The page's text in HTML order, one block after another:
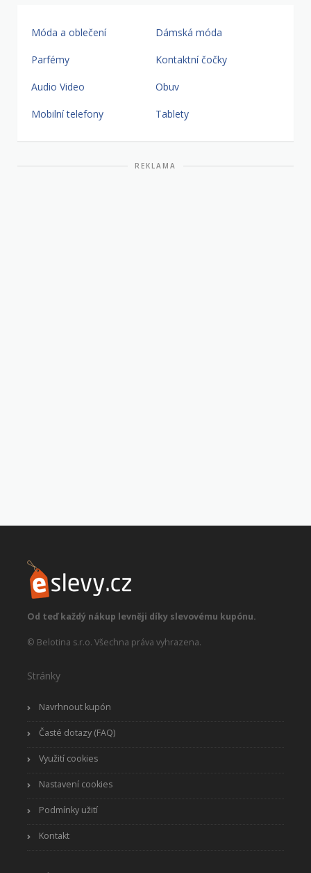
Móda a oblečení Dámská móda
Parfémy Kontaktní čočky
Audio Video Obuv
Mobilní telefony Tablety
REKLAMA
Od teď každý nákup levněji díky slevovému kupónu.
© Belotina s.r.o. Všechna práva vyhrazena.
Stránky
Navrhnout kupón
Časté dotazy (FAQ)
Využití cookies
Nastavení cookies
Podmínky užití
Kontakt